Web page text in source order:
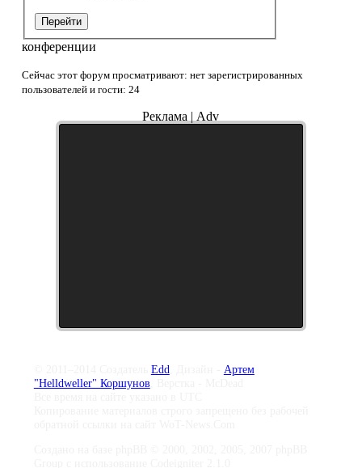
Перейти
конференции
Сейчас этот форум просматривают: нет зарегистрированных
пользователей и гости: 24
Реклама | Adv
Edd
Артем
"Helldweller" Коршунов